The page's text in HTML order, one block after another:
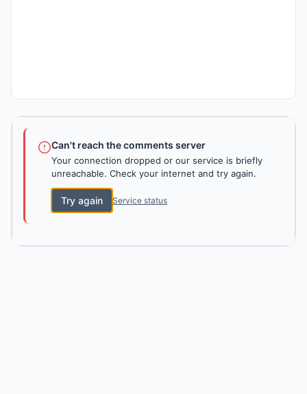
Can't reach the comments server
Your connection dropped or our service is briefly
unreachable. Check your internet and try again.
Try again Service status